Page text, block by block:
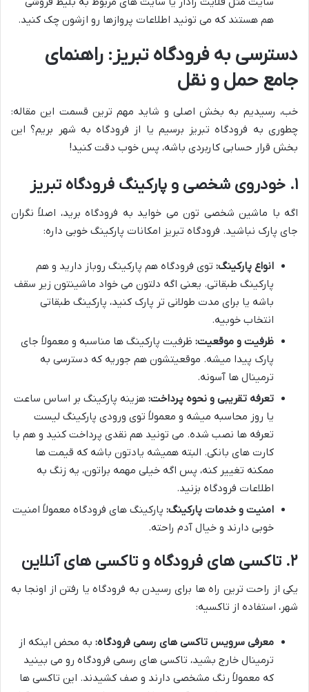
هم هستند که می تونید اطلاعات پروازها رو ازشون چک کنید.
دسترسی به فرودگاه تبریز: راهنمای
جامع حمل و نقل
خب، رسیدیم به بخش اصلی و شاید مهم ترین قسمت این مقاله:
چطوری به فرودگاه تبریز برسیم یا از فرودگاه به شهر بریم؟ این
بخش قرار حسابی کاربردی باشه، پس خوب دقت کنید!
۱. خودروی شخصی و پارکینگ فرودگاه تبریز
اگه با ماشین شخصی تون می خواید به فرودگاه برید، اصلاً نگران
جای پارک نباشید. فرودگاه تبریز امکانات پارکینگ خوبی داره:
انواع پارکینگ: توی فرودگاه هم پارکینگ روباز دارید و هم
پارکینگ طبقاتی. یعنی اگه دلتون می خواد ماشینتون زیر سقف
باشه یا برای مدت طولانی تر پارک کنید، پارکینگ طبقاتی
انتخاب خوبیه.
ظرفیت و موقعیت: ظرفیت پارکینگ ها مناسبه و معمولاً جای
پارک پیدا میشه. موقعیتشون هم جوریه که دسترسی به
ترمینال ها آسونه.
تعرفه تقریبی و نحوه پرداخت: هزینه پارکینگ بر اساس ساعت
یا روز محاسبه میشه و معمولاً توی ورودی پارکینگ لیست
تعرفه ها نصب شده. می تونید هم نقدی پرداخت کنید و هم با
کارت های بانکی. البته همیشه یادتون باشه که قیمت ها
ممکنه تغییر کنه، پس اگه خیلی مهمه براتون، یه زنگ به
اطلاعات فرودگاه بزنید.
امنیت و خدمات پارکینگ: پارکینگ های فرودگاه معمولاً امنیت
خوبی دارند و خیال آدم راحته.
۲. تاکسی های فرودگاه و تاکسی های آنلاین
یکی از راحت ترین راه ها برای رسیدن به فرودگاه یا رفتن از اونجا به
شهر، استفاده از تاکسیه:
معرفی سرویس تاکسی های رسمی فرودگاه: به محض اینکه از
ترمینال خارج بشید، تاکسی های رسمی فرودگاه رو می بینید
که معمولاً رنگ مشخصی دارند و صف کشیدند. این تاکسی ها